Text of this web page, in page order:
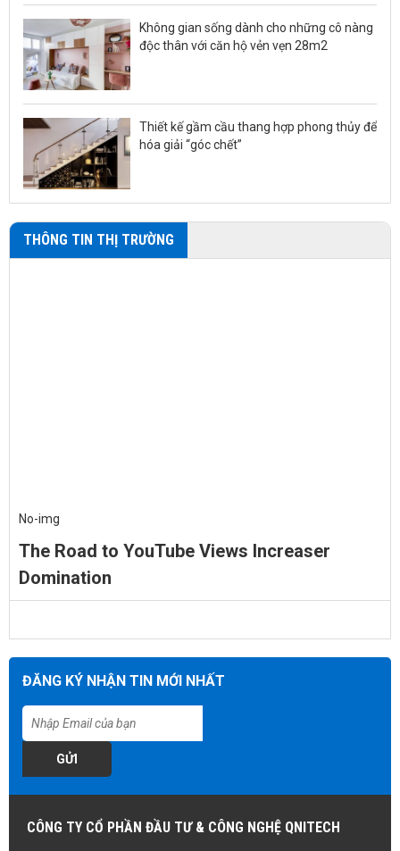
Không gian sống dành cho những cô nàng
độc thân với căn hộ vẻn vẹn 28m2
Thiết kế gầm cầu thang hợp phong thủy để
hóa giải “góc chết”
THÔNG TIN THỊ TRƯỜNG
No-img
The Road to YouTube Views Increaser
Domination
ĐĂNG KÝ NHẬN TIN MỚI NHẤT
GỬI
CÔNG TY CỔ PHẦN ĐẦU TƯ & CÔNG NGHỆ QNITECH